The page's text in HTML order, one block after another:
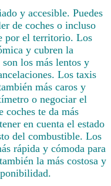
y accesible. Puedes
de coches o incluso
por el territorio. Los
y cubren la
los más lentos y
Los taxis
más caros y
o negociar el
coches te da más
en cuenta el estado
del combustible. Los
rápida y cómoda para
la más costosa y